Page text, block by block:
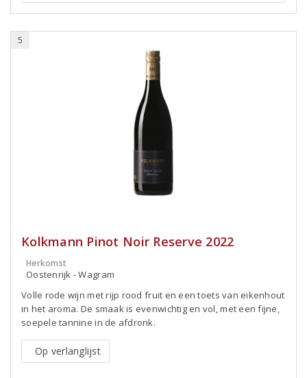
5
Kolkmann Pinot Noir Reserve 2022
Herkomst
Oostenrijk - Wagram
Volle rode wijn met rijp rood fruit en een toets van eikenhout
in het aroma. De smaak is evenwichtig en vol, met een fijne,
soepele tannine in de afdronk.
Op verlanglijst